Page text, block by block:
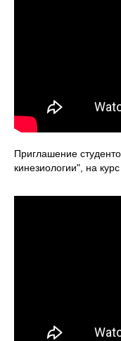
Приглашение
кинезиологии", на